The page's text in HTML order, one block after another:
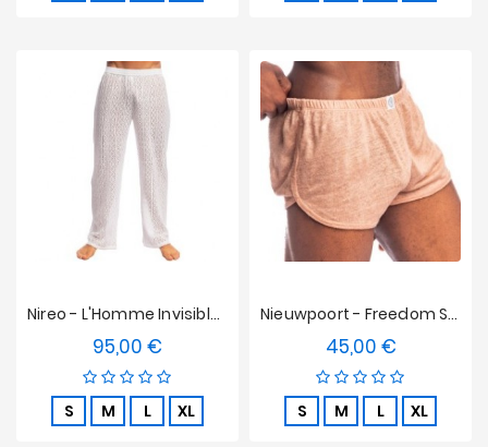
Nireo - L'Homme Invisible Pantaloni
95,00 €
S M L XL
Nieuwpoort - Freedom Shorts Rosa Vintage L'Homme Invisible
45,00 €Prezzo
S M L XL